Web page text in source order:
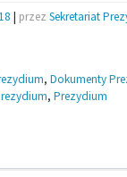
| przez Sekretariat
, Dokumenty
, Prezydium